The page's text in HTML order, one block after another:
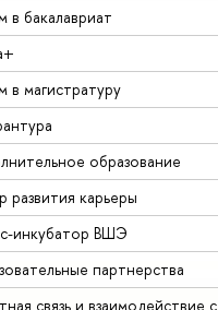
в бакалавриат
в магистратуру
образование
развития карьеры
инкубатор ВШЭ
партнерства
связь и взаимодействие с